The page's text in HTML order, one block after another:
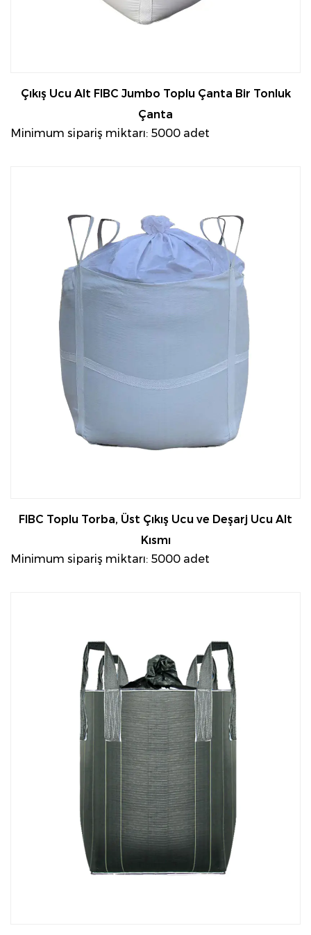
tonluk torbalar, çok çeşitli kimyasal ve ilaçların
depolanması ve taşınmasında kullanılır. Hassas
4. Gıda Endüstrisi
Gıda endüstrisinde tonluk torbalar genellikle şeker,
un, pirinç veya kurutulmuş meyveler gibi dökme
böylece malların güvenli ve hijyenik kalması
5. Madencilik ve Geri Dönüşüm
Madencilik operasyonları genellikle cevherler,
mineraller ve atık ürünler gibi ağır malzemeleri
taşımak ve taşımak için tonlarca torbaya dayanır.
Dayanıklılıkları, madencilik ortamlarının engebeli
koşullarıyla başa çıkmalarına olanak tanırken,
verimli bir şekilde istiflenme yetenekleri de lojistiği
kolaylaştırmaya yardımcı olur.
Çıkış Ucu Alt FIBC Jumbo Toplu Çanta Bir Tonluk
Çanta
Minimum sipariş miktarı: 5000 adet
FIBC Toplu Torba, Üst Çıkış Ucu ve Deşarj Ucu Alt
Kısmı
Minimum sipariş miktarı: 5000 adet